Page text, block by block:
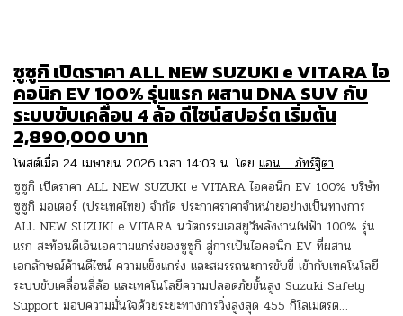
ซูซูกิ เปิดราคา ALL NEW SUZUKI e VITARA ไอ
คอนิก EV 100% รุ่นแรก ผสาน DNA SUV กับ
ระบบขับเคลื่อน 4 ล้อ ดีไซน์สปอร์ต เริ่มต้น
2,890,000 บาท
โพสต์เมื่อ 24 เมษายน 2026 เวลา 14:03 น. โดย แอน .. ภัทร์ฐิตา
ซูซูกิ เปิดราคา ALL NEW SUZUKI e VITARA ไอคอนิก EV 100% บริษัท
ซูซูกิ มอเตอร์ (ประเทศไทย) จำกัด ประกาศราคาจำหน่ายอย่างเป็นทางการ
ALL NEW SUZUKI e VITARA นวัตกรรมเอสยูวีพลังงานไฟฟ้า 100% รุ่น
แรก สะท้อนดีเอ็นเอความแกร่งของซูซูกิ สู่การเป็นไอคอนิก EV ที่ผสาน
เอกลักษณ์ด้านดีไซน์ ความแข็งแกร่ง และสมรรถนะการขับขี่ เข้ากับเทคโนโลยี
ระบบขับเคลื่อนสี่ล้อ และเทคโนโลยีความปลอดภัยขั้นสูง Suzuki Safety
Support มอบความมั่นใจด้วยระยะทางการวิ่งสูงสุด 455 กิโลเมตรต…